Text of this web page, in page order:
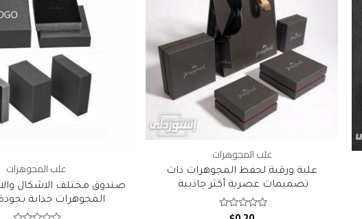
علب المجوهرات
علبة ورقية لحفظ المجوهرات ذات
تصميمات عصرية أكثر جاذبية
Rated
علب المجوهرات
صندوق مختلف الاشكال
المجوهرات جذابة